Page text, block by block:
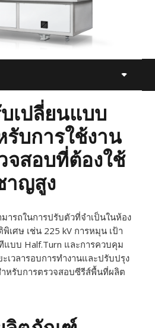
เปลี่ยนแบบ
บการใช้งาน
จสอบที่ต้องใช้
าญสูง
ารถในการปรับตัวที่จำเป็นในห้อง
ศษ เช่น 225 kV การหมุน เป้า
บบ Half.Turn และการควบคุม
เวลารอบการทำงานและปรับปรุง
หรับการตรวจสอบซีรีส์พื้นที่ผลิต